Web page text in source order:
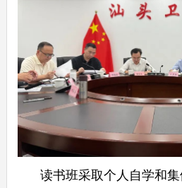
读书班采取个人自学和